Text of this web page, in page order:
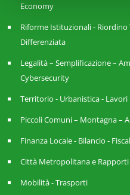
Economy
Riforme Istituzionali -
Differenziata
Legalità – Semplificazione –
Cybersecurity
Territorio - Urbanistica - Lavori
Piccoli Comuni – Montagna –
Finanza Locale - Bilancio -
Città Metropolitana e
Mobilità - Trasporti